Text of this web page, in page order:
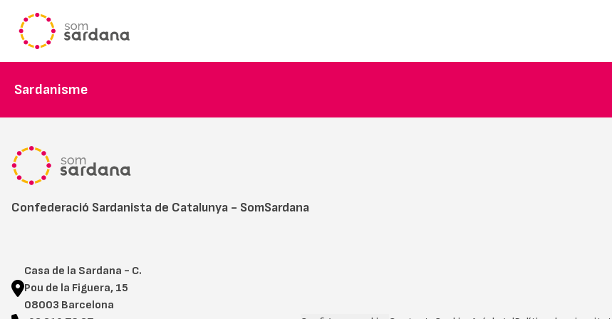
Sardanisme
Confederació Sardanista de Catalunya - SomSardana
Casa de la Sardana - C.
Pou de la Figuera, 15
08003 Barcelona